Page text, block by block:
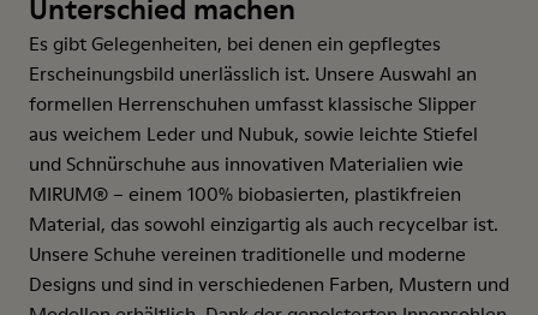
Unterschied machen
Es gibt Gelegenheiten, bei denen ein gepflegtes
Erscheinungsbild unerlässlich ist. Unsere Auswahl an
formellen Herrenschuhen umfasst klassische Slipper
aus weichem Leder und Nubuk, sowie leichte Stiefel
und Schnürschuhe aus innovativen Materialien wie
MIRUM® – einem 100% biobasierten, plastikfreien
Material, das sowohl einzigartig als auch recycelbar ist.
Unsere Schuhe vereinen traditionelle und moderne
Designs und sind in verschiedenen Farben, Mustern und